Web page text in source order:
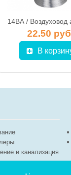
22.50
В
и канализация